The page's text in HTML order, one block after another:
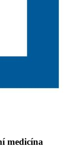
medicína